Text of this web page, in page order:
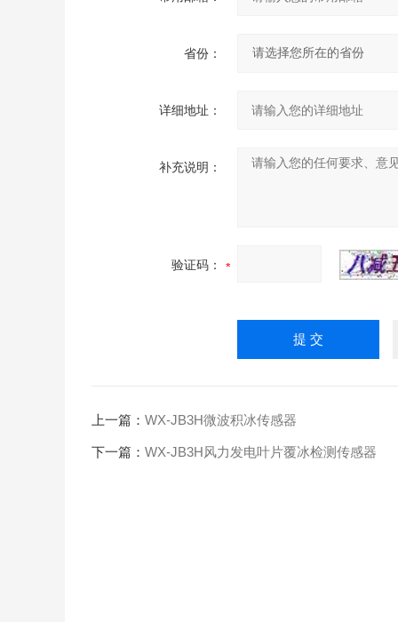
省份：
详细地址：
补充说明：
验证码：
上一篇： WX-JB3H微波积冰传感器
下一篇： WX-JB3H风力发电叶片覆冰检测传感器